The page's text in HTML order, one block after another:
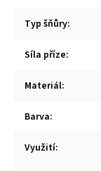
Typ šňůry:
Síla příze:
Materiál:
Barva:
Využití: